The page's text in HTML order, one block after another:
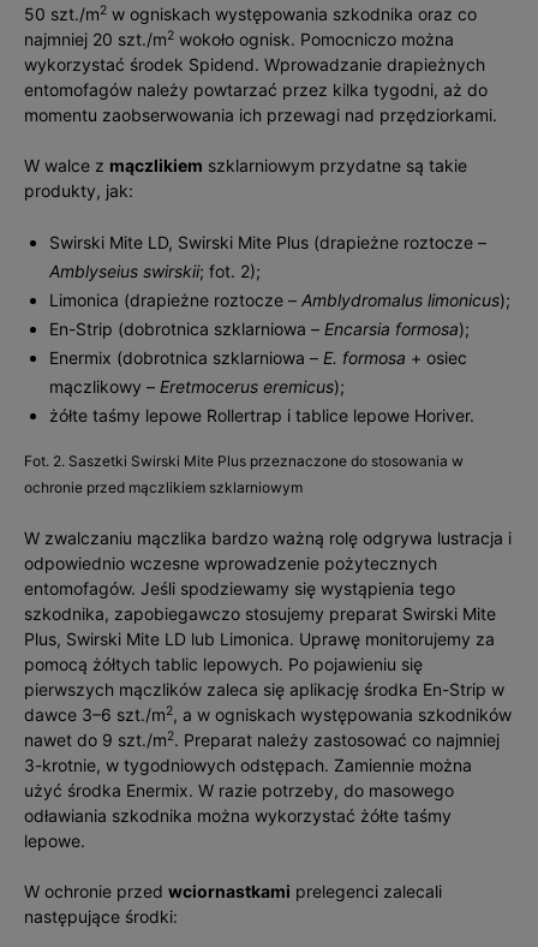
50 szt./m2 w ogniskach występowania szkodnika oraz co
najmniej 20 szt./m2 wokoło ognisk. Pomocniczo można
wykorzystać środek Spidend. Wprowadzanie drapieżnych
entomofagów należy powtarzać przez kilka tygodni, aż do
momentu zaobserwowania ich przewagi nad przędziorkami.
W walce z mączlikiem szklarniowym przydatne są takie
produkty, jak:
Swirski Mite LD, Swirski Mite Plus (drapieżne roztocze –
Amblyseius swirskii; fot. 2);
Limonica (drapieżne roztocze – Amblydromalus limonicus);
En-Strip (dobrotnica szklarniowa – Encarsia formosa);
Enermix (dobrotnica szklarniowa – E. formosa + osiec
mączlikowy – Eretmocerus eremicus);
żółte taśmy lepowe Rollertrap i tablice lepowe Horiver.
Fot. 2. Saszetki Swirski Mite Plus przeznaczone do stosowania w
ochronie przed mączlikiem szklarniowym
W zwalczaniu mączlika bardzo ważną rolę odgrywa lustracja i
odpowiednio wczesne wprowadzenie pożytecznych
entomofagów. Jeśli spodziewamy się wystąpienia tego
szkodnika, zapobiegawczo stosujemy preparat Swirski Mite
Plus, Swirski Mite LD lub Limonica. Uprawę monitorujemy za
pomocą żółtych tablic lepowych. Po pojawieniu się
pierwszych mączlików zaleca się aplikację środka En-Strip w
dawce 3–6 szt./m2, a w ogniskach występowania szkodników
nawet do 9 szt./m2. Preparat należy zastosować co najmniej
3-krotnie, w tygodniowych odstępach. Zamiennie można
użyć środka Enermix. W razie potrzeby, do masowego
odławiania szkodnika można wykorzystać żółte taśmy
lepowe.
W ochronie przed wciornastkami prelegenci zalecali
następujące środki: